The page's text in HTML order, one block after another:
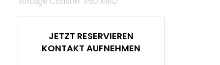
JETZT RESERVIEREN
KONTAKT AUFNEHMEN